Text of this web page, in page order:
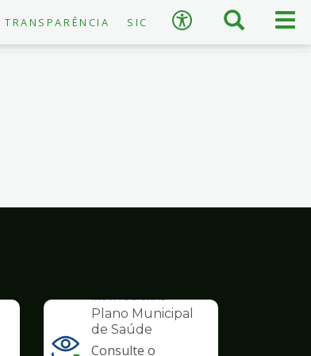
Busca
Acessibilidade
TRANSPARÊNCIA SIC ×
INSTITUCIONAL
Plano Municipal
de Saúde
Consulte o